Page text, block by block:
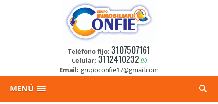
Teléfono fijo: 3107507161
Celular: 3112410232
Email: grupoconfie17@gmail.com
MENÚ